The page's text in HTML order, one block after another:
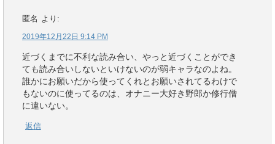
匿名 より:
2019年12月22日 9:14 PM
近づくまでに不利な読み合い、やっと近づくことができ
ても読み合いしないといけないのが弱キャラなのよね。
誰かにお願いだから使ってくれとお願いされてるわけで
もないのに使ってるのは、オナニー大好き野郎か修行僧
に違いない。
返信